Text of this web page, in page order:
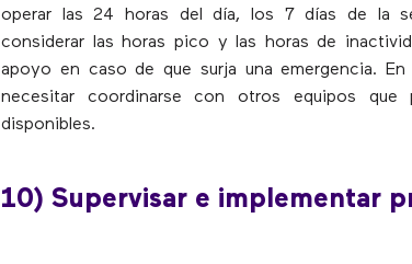
operar las 24 horas del día, los 7 días de la
considerar las horas pico y las horas de
apoyo en caso de que surja una emergencia.
necesitar coordinarse con otros equipos que
disponibles.
10) Supervisar e implementar